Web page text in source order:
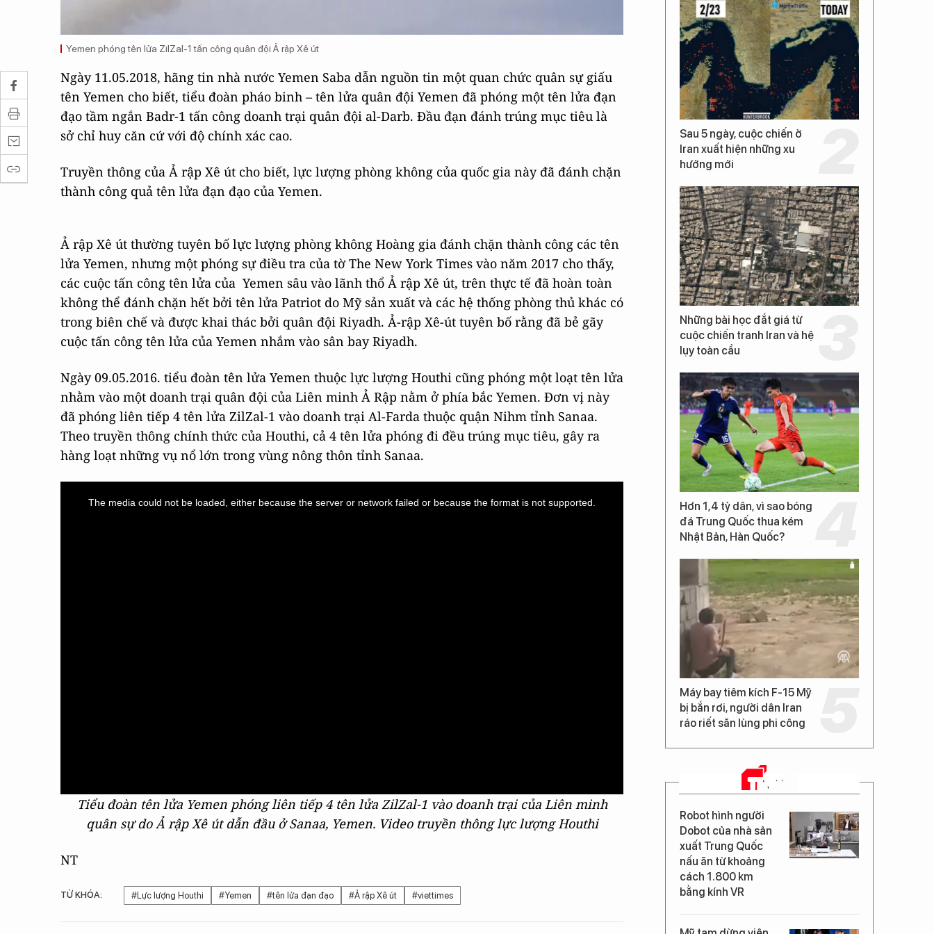
Yemen phóng tên lửa ZilZal-1 tấn công quân đội Ả rập Xê út
Ngày 11.05.2018, hãng tin nhà nước Yemen Saba dẫn nguồn tin một quan chức quân sự giấu
tên Yemen cho biết, tiểu đoàn pháo binh – tên lửa quân đội Yemen đã phóng một tên lửa đạn
đạo tầm ngắn Badr-1 tấn công doanh trại quân đội al-Darb. Đầu đạn đánh trúng mục tiêu là
sở chỉ huy căn cứ với độ chính xác cao.
Truyền thông của Ả rập Xê út cho biết, lực lượng phòng không của quốc gia này đã đánh chặn
thành công quả tên lửa đạn đạo của Yemen.
Ả rập Xê út thường tuyên bố lực lượng phòng không Hoàng gia đánh chặn thành công các tên
lửa Yemen, nhưng một phóng sự điều tra của tờ The New York Times vào năm 2017 cho thấy,
các cuộc tấn công tên lửa của Yemen sâu vào lãnh thổ Ả rập Xê út, trên thực tế đã hoàn toàn
không thể đánh chặn hết bởi tên lửa Patriot do Mỹ sản xuất và các hệ thống phòng thủ khác có
trong biên chế và được khai thác bởi quân đội Riyadh. Ả-rập Xê-út tuyên bố rằng đã bẻ gãy
cuộc tấn công tên lửa của Yemen nhắm vào sân bay Riyadh.
Ngày 09.05.2016. tiểu đoàn tên lửa Yemen thuộc lực lượng Houthi cũng phóng một loạt tên lửa
nhằm vào một doanh trại quân đội của Liên minh Ả Rập nằm ở phía bắc Yemen. Đơn vị này
đã phóng liên tiếp 4 tên lửa ZilZal-1 vào doanh trại Al-Farda thuộc quận Nihm tỉnh Sanaa.
Theo truyền thông chính thức của Houthi, cả 4 tên lửa phóng đi đều trúng mục tiêu, gây ra
hàng loạt những vụ nổ lớn trong vùng nông thôn tỉnh Sanaa.
The media could not be loaded, either because the server or network failed or because the format is not supported.
Tiểu đoàn tên lửa Yemen phóng liên tiếp 4 tên lửa ZilZal-1 vào doanh trại của Liên minh
quân sự do Ả rập Xê út dẫn đầu ở Sanaa, Yemen. Video truyền thông lực lượng Houthi
NT
TỪ KHÓA: #Lực lượng Houthi #Yemen #tên lửa đạn đạo #Ả rập Xê út #viettimes
Sau 5 ngày, cuộc chiến ở
Iran xuất hiện những xu
hướng mới
Những bài học đắt giá từ
cuộc chiến tranh Iran và hệ
lụy toàn cầu
Hơn 1,4 tỷ dân, vì sao bóng
đá Trung Quốc thua kém
Nhật Bản, Hàn Quốc?
Máy bay tiêm kích F-15 Mỹ
bị bắn rơi, người dân Iran
ráo riết săn lùng phi công
TIN MỚI
Robot hình người
Dobot của nhà sản
xuất Trung Quốc
nấu ăn từ khoảng
cách 1.800 km
bằng kính VR